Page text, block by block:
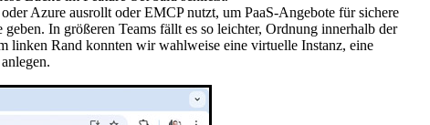
Azure ausrollt oder EMCP nutzt, um PaaS-Angebote für sichere
In größeren Teams fällt es so leichter, Ordnung innerhalb der
linken Rand konnten wir wahlweise eine virtuelle Instanz, eine